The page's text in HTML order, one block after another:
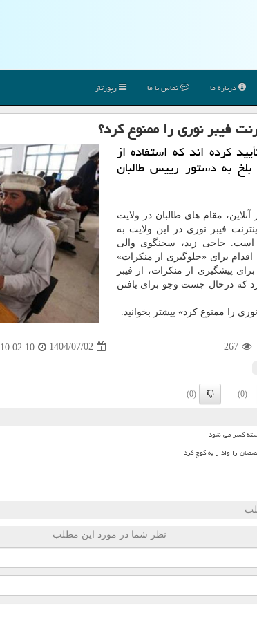
درباره ما تماس با ما رپورتاژ
فیبر نوری را ممنوع کرد؟
کرده اند که استفاده از
به دستور رییس طالبان
مقام های طالبان در ولایت
فیبر نوری در این ولایت به
است. حاجی زید، سخنگوی والی
برای «جلوگیری از منکرات»
پیشگیری از منکرات، از فیبر
که درحال جست وجو برای یافتن
را ممنوع کرد» بیشتر بخوانید.
267
1404/07/02
10:02:10
(0)
(0)
کسر می شود
را وادار به کوچ کرد
نظر شما در مورد این مطلب